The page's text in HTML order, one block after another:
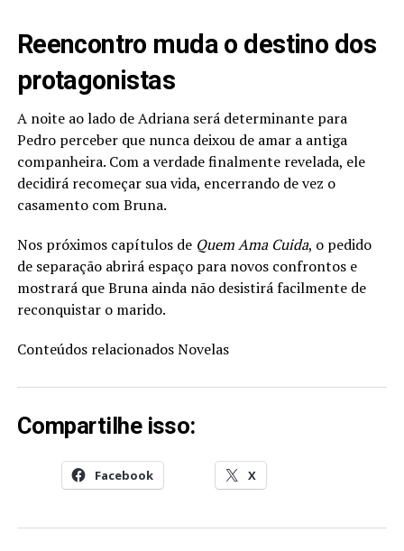
Reencontro muda o destino dos
protagonistas
A noite ao lado de Adriana será determinante para
Pedro perceber que nunca deixou de amar a antiga
companheira. Com a verdade finalmente revelada, ele
decidirá recomeçar sua vida, encerrando de vez o
casamento com Bruna.
Nos próximos capítulos de Quem Ama Cuida, o pedido
de separação abrirá espaço para novos confrontos e
mostrará que Bruna ainda não desistirá facilmente de
reconquistar o marido.
Conteúdos relacionadosNovelas
Compartilhe isso:
Facebook X